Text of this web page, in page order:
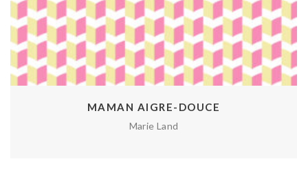
MAMAN AIGRE-DOUCE
Marie Land